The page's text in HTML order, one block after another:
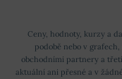
Ceny, hodnoty, kurzy a
podobě nebo v
obchodními partnery a
aktuální ani přesné a v